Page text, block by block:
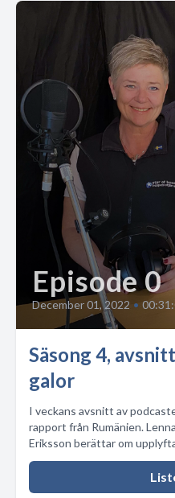
Episode 0
December 01, 2022 •
Säsong 4,
galor
I veckans avsnitt av
rapport från Rumänien.
Eriksson berättar om